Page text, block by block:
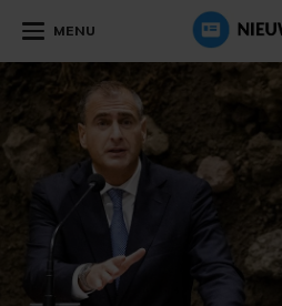
MENU